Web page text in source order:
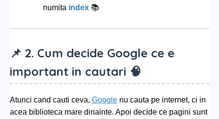
numita index 📚
📌 2. Cum decide Google ce e
important in cautari 🧠
Atunci cand cauti ceva, Google nu cauta pe internet, ci in
acea biblioteca mare dinainte. Apoi decide ce pagini sunt